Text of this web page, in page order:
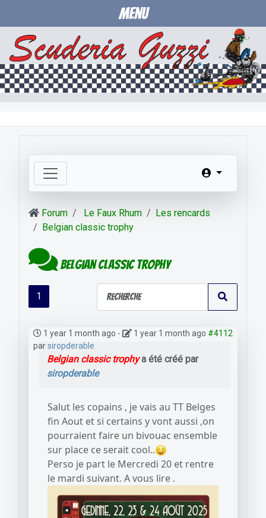
Forum Le Faux Rhum
Les rencards
Belgian classic trophy
Belgian classic trophy
1
1 year 1 month ago - 1 year 1 month ago #4112
parsiropderable
Belgian classic trophya été créé par
siropderable
Salut les copains , je vais au TT Belges
fin Aout et si certains y vont aussi ,on
pourraient faire un bivouac ensemble
sur place ce serait cool..
Perso je part le Mercredi 20 et rentre
le mardi suivant. A vous lire .
Menu